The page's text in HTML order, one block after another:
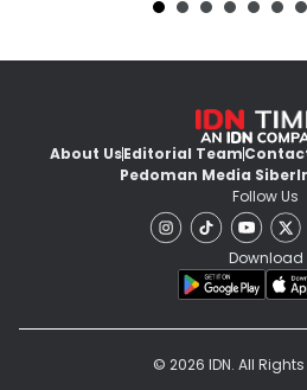
About UsEditorial Team
Pedoman Media Siber
Follow Us
Download
© 2026 IDN. All